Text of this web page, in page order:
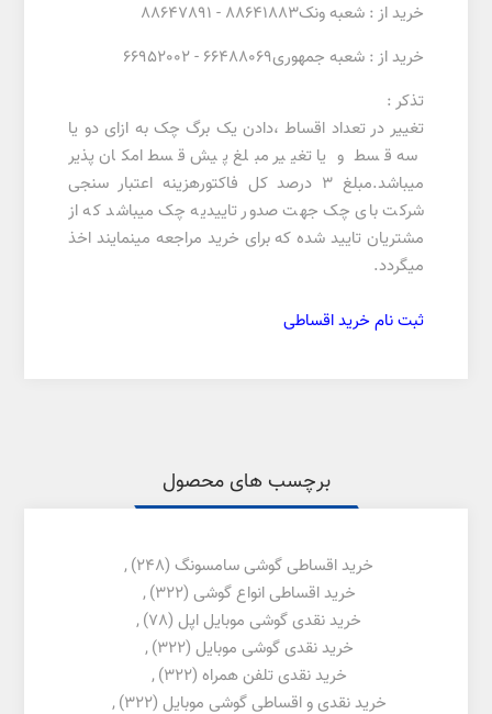
خرید از : شعبه ونک88641883 - 88647891
خرید از : شعبه جمهوری66488069 - 66952002
تذکر :
تغییر در تعداد اقساط ،دادن یک برگ چک به ازای دو یا
سه قسط و یا تغییر مبلغ پیش قسط امکان پذیر
میباشد.مبلغ 3 درصد کل فاکتورهزینه اعتبار سنجی
شرکت بای چک جهت صدور تاییدیه چک میباشد که از
مشتریان تایید شده که برای خرید مراجعه مینمایند اخذ
میگردد.
ثبت نام خرید اقساطی
برچسب های محصول
خرید اقساطی گوشی سامسونگ (248)
,
خرید اقساطی انواع گوشی (322)
,
خرید نقدی گوشی موبایل اپل (78)
,
خرید نقدی گوشی موبایل (322)
,
خرید نقدی تلفن همراه (322)
,
خرید نقدی و اقساطی گوشی موبایل (322)
,